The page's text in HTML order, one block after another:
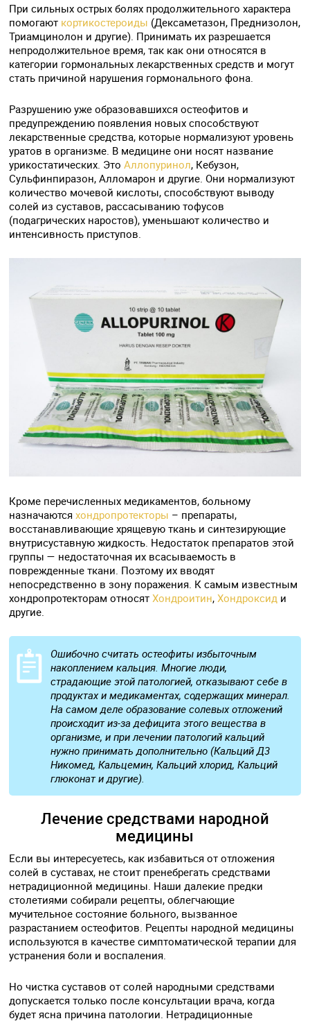
При сильных острых болях продолжительного характера
помогают кортикостероиды (Дексаметазон, Преднизолон,
Триамцинолон и другие). Принимать их разрешается
непродолжительное время, так как они относятся в
категории гормональных лекарственных средств и могут
стать причиной нарушения гормонального фона.
Разрушению уже образовавшихся остеофитов и
предупреждению появления новых способствуют
лекарственные средства, которые нормализуют уровень
уратов в организме. В медицине они носят название
урикостатических. ЭтоАллопуринол, Кебузон,
Сульфинпиразон, Алломарон и другие. Они нормализуют
количество мочевой кислоты, способствуют выводу
солей из суставов, рассасыванию тофусов
(подагрических наростов), уменьшают количество и
интенсивность приступов.
Кроме перечисленных медикаментов, больному
назначаютсяхондропротекторы – препараты,
восстанавливающие хрящевую ткань и синтезирующие
внутрисуставную жидкость. Недостаток препаратов этой
группы — недостаточная их всасываемость в
поврежденные ткани. Поэтому их вводят
непосредственно в зону поражения. К самым известным
хондропротекторам относятХондроитин,Хондроксид и
другие.
Ошибочно считать остеофиты избыточным
накоплением кальция. Многие люди,
страдающие этой патологией, отказывают себе в
продуктах и медикаментах, содержащих минерал.
На самом деле образование солевых отложений
происходит из-за дефицита этого вещества в
организме, и при лечении патологий кальций
нужно принимать дополнительно (Кальций Д3
Никомед, Кальцемин, Кальций хлорид, Кальций
глюконат и другие).
Лечение средствами народной
медицины
Если вы интересуетесь, как избавиться от отложения
солей в суставах, не стоит пренебрегать средствами
нетрадиционной медицины. Наши далекие предки
столетиями собирали рецепты, облегчающие
мучительное состояние больного, вызванное
разрастанием остеофитов. Рецепты народной медицины
используются в качестве симптоматической терапии для
устранения боли и воспаления.
Но чистка суставов от солей народными средствами
допускается только после консультации врача, когда
будет ясна причина патологии. Нетрадиционные